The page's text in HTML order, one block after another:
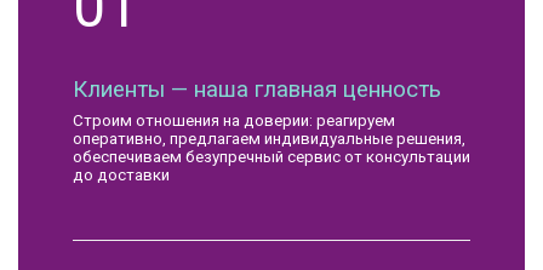
Клиенты — наша главная ценность
Строим отношения на доверии: реагируем
оперативно, предлагаем индивидуальные решения,
обеспечиваем безупречный сервис от консультации
до доставки